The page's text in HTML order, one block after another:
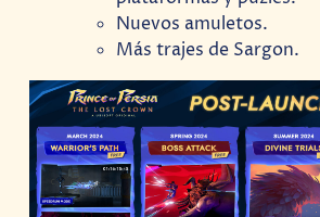
Nuevos amuletos.
Más trajes de Sargon.